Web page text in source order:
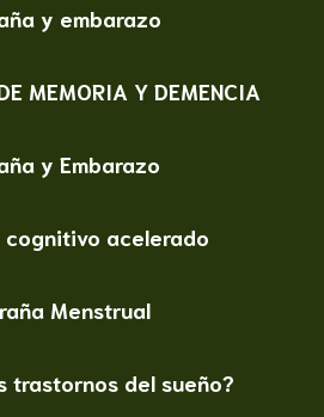
y embarazo
MEMORIA Y DEMENCIA
y Embarazo
acelerado
Menstrual
trastornos del sueño?